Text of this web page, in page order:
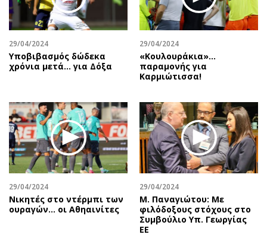
Money Review
AstroBank Properties
Trends
Ενέργεια
Ελλάδα
Κόσμος
Παράξενα
Πολιτισμός
Σινεμά
Θέατρο-Χορός
Μουσική
Πρόσωπα
Περιβάλλον
Good Life
Γυναίκα
Showbiz
Συνταγές
Έξοδος
Media
Εκπομπές
Wine routes
Podcasts
Uncut
Προσφορές
29/04/2024
Υποβιβασμός δώδεκα
χρόνια μετά... για Δόξα
29/04/2024
«Κουλουράκια»…
παραμονής για
Καρμιώτισσα!
29/04/2024
Νικητές στο ντέρμπι των
ουραγών… οι Αθηαινίτες
29/04/2024
Μ. Παναγιώτου: Με
φιλόδοξους στόχους στο
Συμβούλιο Υπ. Γεωργίας
ΕΕ